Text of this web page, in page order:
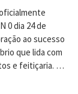
0 dia 24 de
ao sucesso
que lida com
e feitiçaria. …